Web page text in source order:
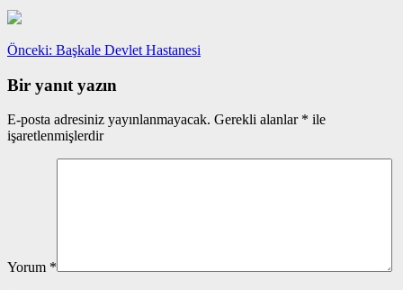
Yazı
gezinmesi
Önceki: Önceki
Başkale Devlet Hastanesi
Bir yanıt yazın
E-posta adresiniz yayınlanmayacak. Gerekli alanlar * ile
işaretlenmişlerdir
Yorum *